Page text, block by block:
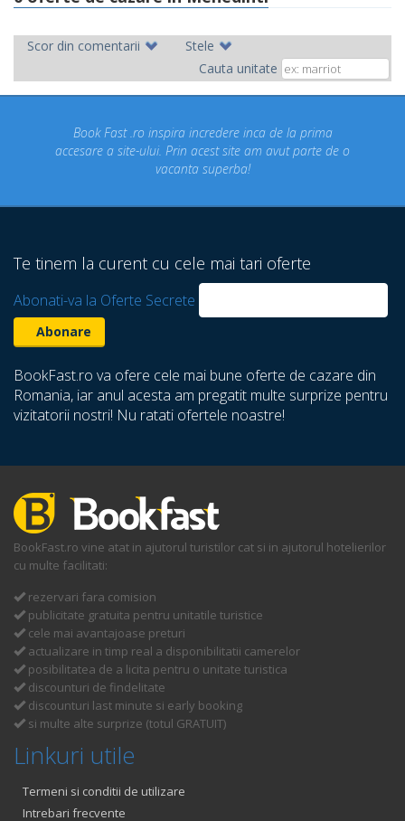
Scor din comentarii
Stele
Cauta unitate
Fast .ro inspira incredere inca de la prima
a site-ului. Prin acest site am avut parte de o
vacanta superba!
Te tinem la curent cu cele mai tari oferte
Abonati-va la Oferte Secrete
BookFast.ro va ofere cele mai bune oferte de cazare din
Romania, iar anul acesta am pregatit multe surprize pentru
vizitatorii nostri! Nu ratati ofertele noastre!
BookFast.ro vine atat in ajutorul turistilor cat si in ajutorul hotelierilor
cu multe facilitati:
rezervari fara comision
publicitate gratuita pentru unitatile turistice
cele mai avantajoase preturi
actualizare in timp real a disponibilitatii camerelor
posibilitatea de a licita pentru o unitate turistica
discounturi de findelitate
discounturi last minute si early booking
si multe alte surprize (totul GRATUIT)
Linkuri utile
Termeni si conditii de utilizare
Intrebari frecvente